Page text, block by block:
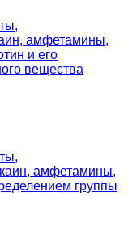
амфетамины,
и его
вещества
амфетамины,
группы